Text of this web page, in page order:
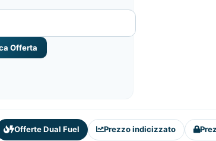
Offerta
Offerte Dual Fuel Prezzo indicizzato